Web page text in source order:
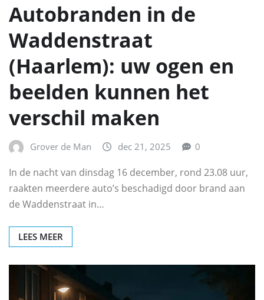
Autobranden in de
Waddenstraat
(Haarlem): uw ogen en
beelden kunnen het
verschil maken
Grover de Man dec 21, 2025 0
In de nacht van dinsdag 16 december, rond 23.08 uur,
raakten meerdere auto’s beschadigd door brand aan
de Waddenstraat in…
LEES MEER